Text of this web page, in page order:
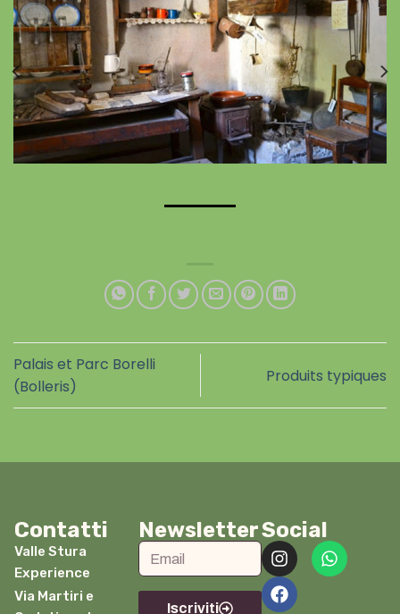
Palais et Parc Borelli
(Bolleris)
Produits typiques
Contatti
Valle Stura
Experience
Via Martiri e
Newsletter
Iscriviti
Social